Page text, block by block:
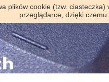
plików cookie (tzw.
przeglądarce, dzięki